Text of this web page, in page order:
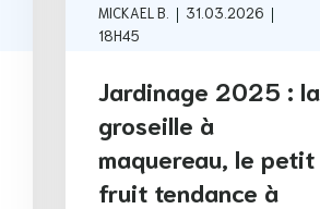
MICKAEL B. | 31.03.2026 |
18H45
Jardinage 2025 : la
groseille à
maquereau, le petit
fruit tendance à